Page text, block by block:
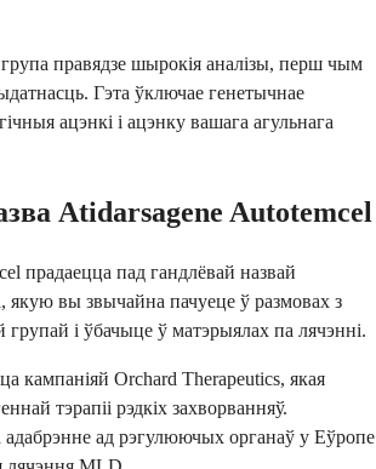
правядзе шырокія аналізы, перш чым
Гэта ўключае генетычнае
ацэнкі і ацэнку вашага агульнага
Atidarsagene Autotemcel
прадаецца пад гандлёвай назвай
якую вы звычайна пачуеце ў размовах з
і ўбачыце ў матэрыялах па лячэнні.
кампаніяй Orchard Therapeutics, якая
тэрапіі рэдкіх захворванняў.
адабрэнне ад рэгулюючых органаў у Еўропе